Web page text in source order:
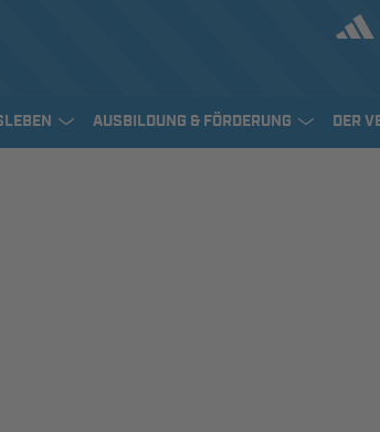
AUSBILDUNG & FÖRDERUNG DER